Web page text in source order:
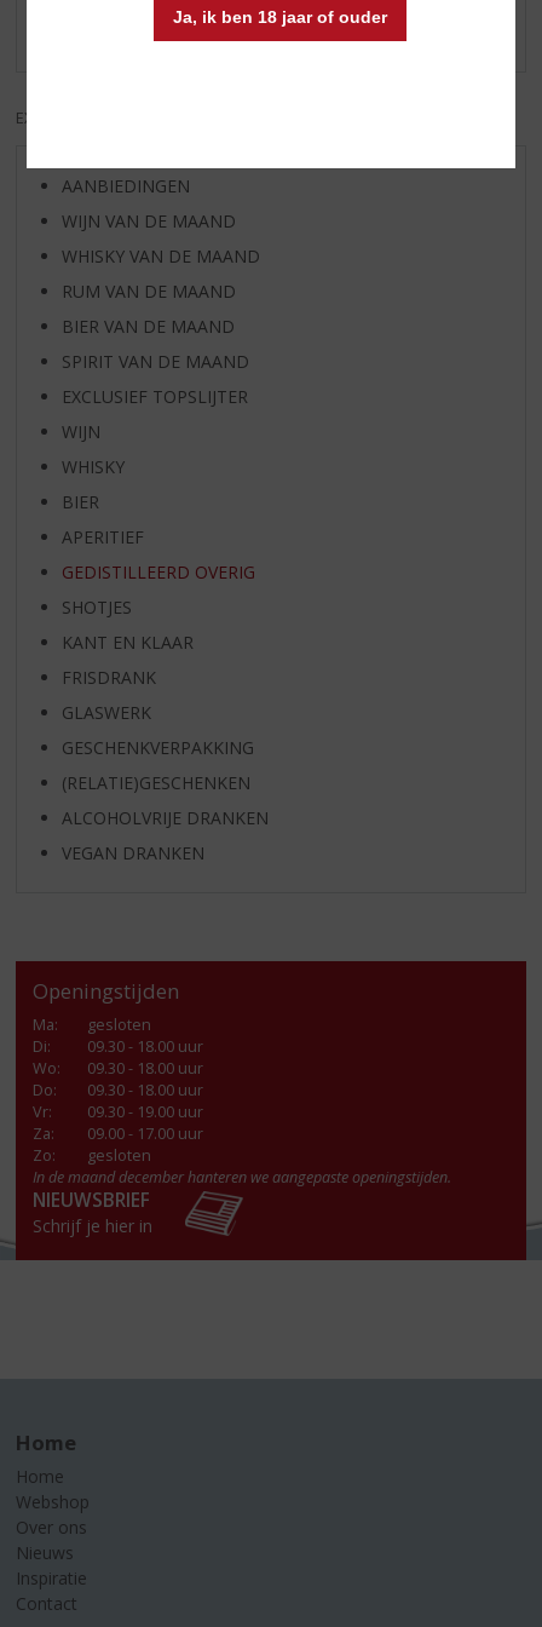
Ja, ik ben 18 jaar of ouder
Er zijn nog geen reviews geplaatst voor dit product
EXCL. BTW
AANBIEDINGEN
WIJN VAN DE MAAND
WHISKY VAN DE MAAND
RUM VAN DE MAAND
BIER VAN DE MAAND
SPIRIT VAN DE MAAND
EXCLUSIEF TOPSLIJTER
WIJN
WHISKY
BIER
APERITIEF
GEDISTILLEERD OVERIG
SHOTJES
KANT EN KLAAR
FRISDRANK
GLASWERK
GESCHENKVERPAKKING
(RELATIE)GESCHENKEN
ALCOHOLVRIJE DRANKEN
VEGAN DRANKEN
Openingstijden
Ma:
gesloten
Di:
09.30 - 18.00 uur
Wo:
09.30 - 18.00 uur
Do:
09.30 - 18.00 uur
Vr:
09.30 - 19.00 uur
Za:
09.00 - 17.00 uur
Zo:
gesloten
In de maand december hanteren we aangepaste openingstijden.
NIEUWSBRIEF
Schrijf je hier in
Home
Home
Webshop
Over ons
Nieuws
Inspiratie
Contact